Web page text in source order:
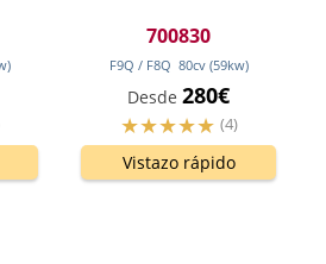
)
700830
F9Q / F8Q 80cv (59kw)
Desde 280€
(4)
Vistazo rápido